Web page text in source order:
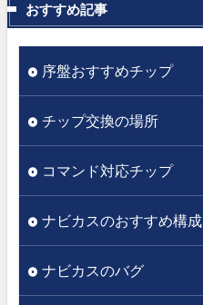
おすすめ記事
序盤おすすめチップ
チップ交換の場所
コマンド対応チップ
ナビカスのおすすめ構成
ナビカスのバグ